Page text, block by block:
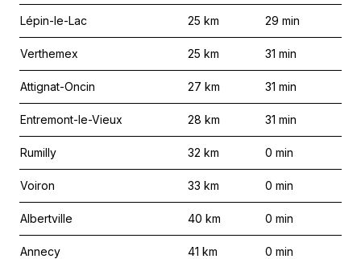
Lépin-le-Lac 25 km 29 min
Verthemex 25 km 31 min
Attignat-Oncin 27 km 31 min
Entremont-le-Vieux 28 km 31 min
Rumilly 32 km 0 min
Voiron 33 km 0 min
Albertville 40 km 0 min
Annecy 41 km 0 min